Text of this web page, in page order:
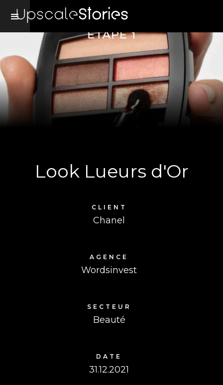
Look Lueurs d'Or
CLIENT
Chanel
AGENCE
Wordsinvest
SECTEUR
Beauté
DATE
31.12.2021